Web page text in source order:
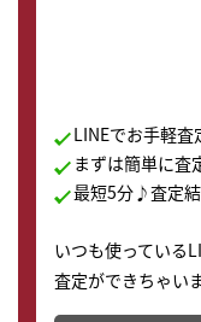
LINEでお手軽査
まずは簡単に査
最短5分♪査定結
いつも使っている
査定ができちゃい
どこからでもすぐ